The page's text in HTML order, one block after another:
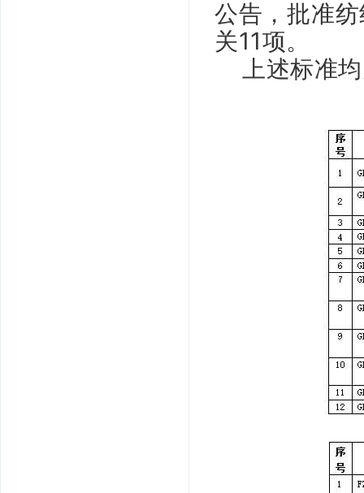
公告，批准
关11项。
上述标准